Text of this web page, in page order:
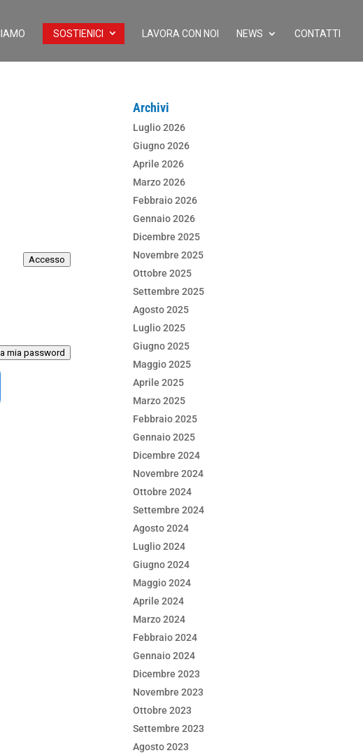
SOSTIENICI LAVORA CON NOI NEWS CONTATTI
Accesso
mia password
Archivi
Luglio 2026
Giugno 2026
Aprile 2026
Marzo 2026
Febbraio 2026
Gennaio 2026
Dicembre 2025
Novembre 2025
Ottobre 2025
Settembre 2025
Agosto 2025
Luglio 2025
Giugno 2025
Maggio 2025
Aprile 2025
Marzo 2025
Febbraio 2025
Gennaio 2025
Dicembre 2024
Novembre 2024
Ottobre 2024
Settembre 2024
Agosto 2024
Luglio 2024
Giugno 2024
Maggio 2024
Aprile 2024
Marzo 2024
Febbraio 2024
Gennaio 2024
Dicembre 2023
Novembre 2023
Ottobre 2023
Settembre 2023
Agosto 2023